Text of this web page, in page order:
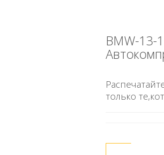
BMW-13-
только